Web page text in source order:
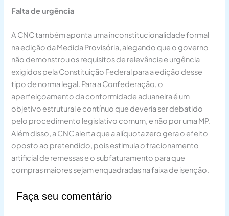
Falta de urgência
A CNC também aponta uma inconstitucionalidade formal
na edição da Medida Provisória, alegando que o governo
não demonstrou os requisitos de relevância e urgência
exigidos pela Constituição Federal para a edição desse
tipo de norma legal. Para a Confederação, o
aperfeiçoamento da conformidade aduaneira é um
objetivo estrutural e contínuo que deveria ser debatido
pelo procedimento legislativo comum, e não por uma MP.
Além disso, a CNC alerta que a alíquota zero gera o efeito
oposto ao pretendido, pois estimula o fracionamento
artificial de remessas e o subfaturamento para que
compras maiores sejam enquadradas na faixa de isenção.
Faça seu comentário